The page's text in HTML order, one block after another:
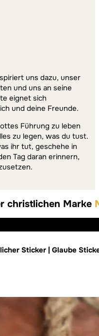
uns dazu, unser
und uns an seine
eignet sich
und deine Freunde.
Führung zu leben
zu legen, was du tust.
ihr tut, geschehe in
Tag daran erinnern,
christlichen Marke
Sticker | Glaube